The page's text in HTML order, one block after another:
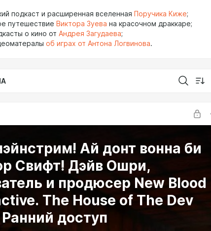
подкаст и расширенная вселенная Поручика Киже;
путешествие Виктора Зуева на красочном драккаре;
о кино от Андрея Загудаева;
об играх от Антона Логвинова.
Ай донт вонна би
Свифт! Дэйв Ошри,
и продюсер New Blood
The House of The Dev
Ранний доступ